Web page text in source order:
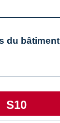
du bâtiment
S10